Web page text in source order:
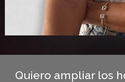
Quiero ampliar los